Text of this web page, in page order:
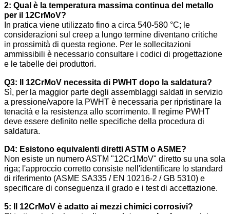
2: Qual è la temperatura massima continua del metallo
per il 12CrMoV?
In pratica viene utilizzato fino a circa 540-580 °C; le
considerazioni sul creep a lungo termine diventano critiche
in prossimità di questa regione. Per le sollecitazioni
ammissibili è necessario consultare i codici di progettazione
e le tabelle dei produttori.
Q3: Il 12CrMoV necessita di PWHT dopo la saldatura?
Sì, per la maggior parte degli assemblaggi saldati in servizio
a pressione/vapore la PWHT è necessaria per ripristinare la
tenacità e la resistenza allo scorrimento. Il regime PWHT
deve essere definito nelle specifiche della procedura di
saldatura.
D4: Esistono equivalenti diretti ASTM o ASME?
Non esiste un numero ASTM "12Cr1MoV" diretto su una sola
riga; l'approccio corretto consiste nell'identificare lo standard
di riferimento (ASME SA335 / EN 10216-2 / GB 5310) e
specificare di conseguenza il grado e i test di accettazione.
5: Il 12CrMoV è adatto ai mezzi chimici corrosivi?